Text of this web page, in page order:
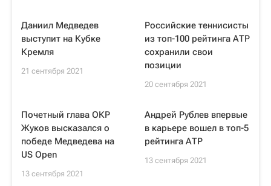
Даниил Медведев
выступит на Кубке
Кремля
21 сентября 2021
Российские теннисисты
из топ-100 рейтинга АТР
сохранили свои
позиции
20 сентября 2021
Почетный глава ОКР
Жуков высказался о
победе Медведева на
US Open
13 сентября 2021
Андрей Рублев впервые
в карьере вошел в топ-5
рейтинга АТР
13 сентября 2021